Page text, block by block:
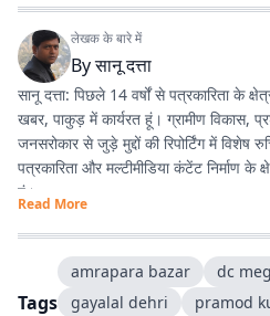
लेखक के बारे में
Byसानू दत्ता
सानू दत्ता: पिछले 14 वर्षों से पत्रकारिता के
खबर, पाकुड़ में कार्यरत हूं। ग्रामीण विकास,
जनसरोकार से जुड़े मुद्दों की रिपोर्टिंग में
पत्रकारिता और मल्टीमीडिया कंटेंट निर्माण के
हूं।
Read More
Tags
amrapara bazar
dc
gayalal dehri
pramod